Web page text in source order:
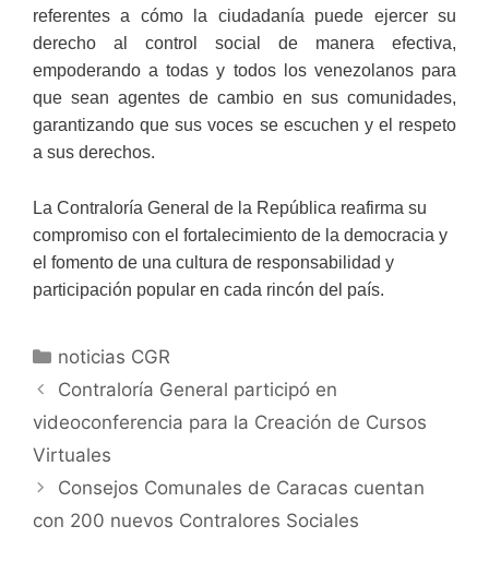
referentes a cómo la ciudadanía puede ejercer su
derecho al control social de manera efectiva,
empoderando a todas y todos los venezolanos para
que sean agentes de cambio en sus comunidades,
garantizando que sus voces se escuchen y el respeto
a sus derechos.
La Contraloría General de la República reafirma su
compromiso con el fortalecimiento de la democracia y
el fomento de una cultura de responsabilidad y
participación popular en cada rincón del país.
noticias CGR
Contraloría General participó en
videoconferencia para la Creación de Cursos
Virtuales
Consejos Comunales de Caracas cuentan
con 200 nuevos Contralores Sociales